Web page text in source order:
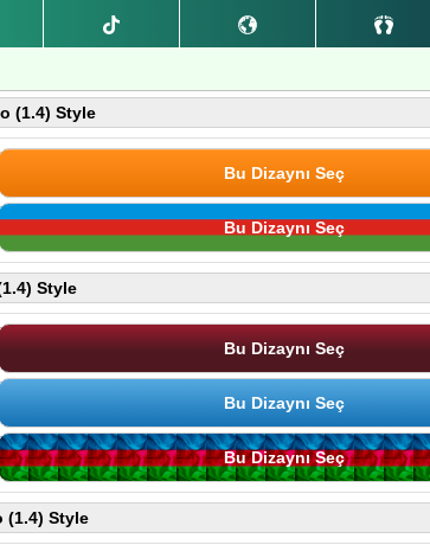
(1.4) Style
Bu Dizaynı Seç
Bu Dizaynı Seç
Style
Bu Dizaynı Seç
Bu Dizaynı Seç
Bu Dizaynı Seç
(1.4) Style